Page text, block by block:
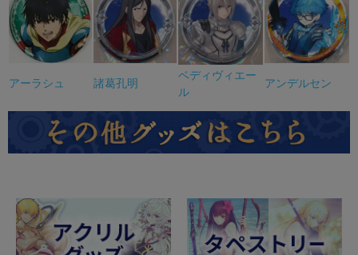
アーラシュ 諸葛孔明
ベディヴィエー
ル
アンデルセン